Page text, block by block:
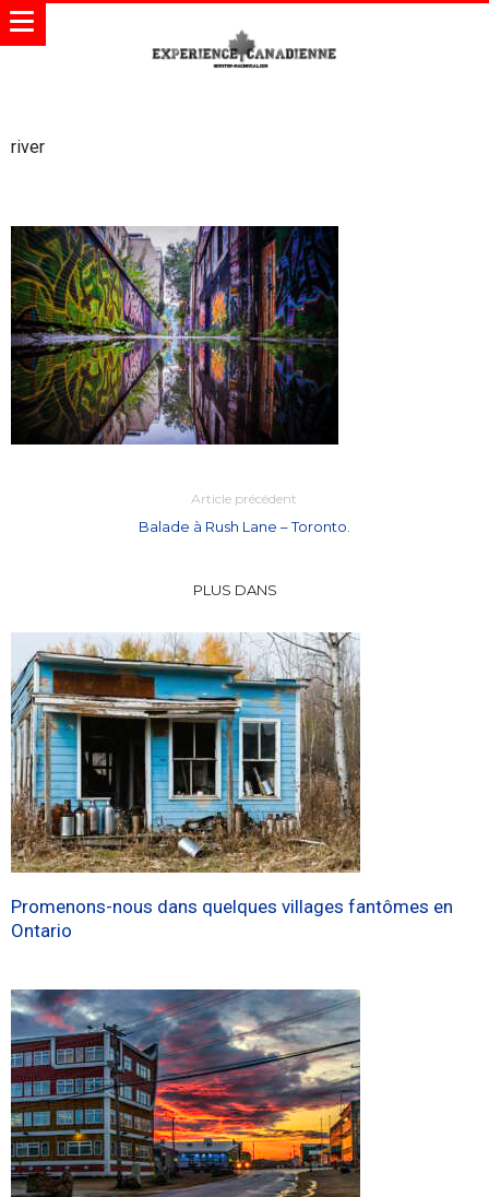
river
Article précédent
Balade à Rush Lane – Toronto.
PLUS DANS
Promenons-nous dans quelques villages fantômes en
Ontario